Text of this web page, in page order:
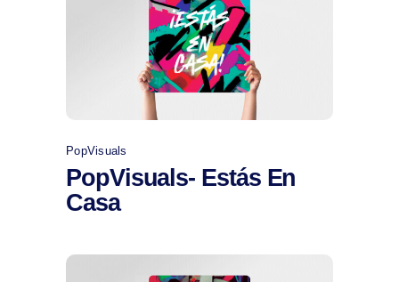
Comprar
PopVisuals
PopVisuals- Estás En
Casa